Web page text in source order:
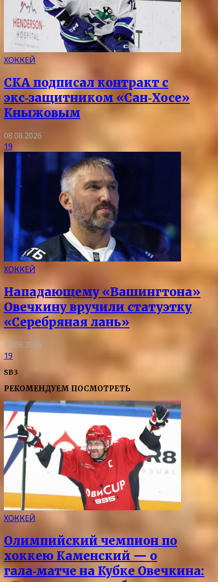
ХОККЕЙ
СКА подписал контракт с
экс‑защитником «Сан‑Хосе»
Кныжовым
08.08.2026
19
ХОККЕЙ
Нападающему «Вашингтона»
Овечкину вручили статуэтку
«Серебряная лань»
08.08.2026
19
SB3
РЕКОМЕНДУЕМ ПОСМОТРЕТЬ
ХОККЕЙ
Олимпийский чемпион по
хоккею Каменский — о
гала‑матче на Кубке Овечкина: